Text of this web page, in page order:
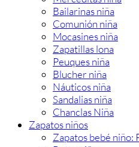
Bailarinas niña
Comunión niña
Mocasines niña
Zapatillas lona
Peuques niña
Blucher niña
Náuticos niña
Sandalias niña
Chanclas Niña
Zapatos niños
Zapatos bebé niño: